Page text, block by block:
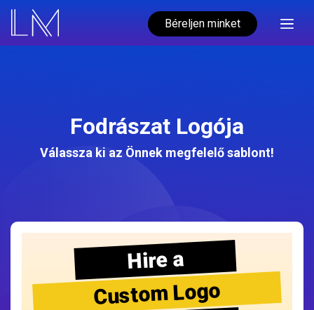
Béreljen minket
Fodrászat Logója
Válassza ki az Önnek megfelelő sablont!
Hire a
Custom Logo